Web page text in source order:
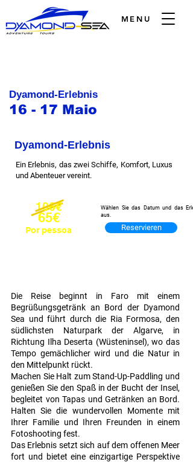
MENU
Dyamond-Erlebnis
16 - 17 Maio
Dyamond-Erlebnis
Ein Erlebnis, das zwei Schiffe, Komfort, Luxus
und Abenteuer vereint.
106€
65€
Por pessoa
Wählen Sie das Datum und das
aus.
Reservieren
Die Reise beginnt in Faro mit einem
Begrüßungsgetränk an Bord der Dyamond
Sea und führt durch die Ria Formosa, den
südlichsten Naturpark der Algarve, in
Richtung Ilha Deserta (Wüsteninsel), wo das
Tempo gemächlicher wird und die Natur in
den Mittelpunkt rückt.
Machen Sie Halt zum Stand-Up-Paddling und
genießen Sie den Spaß in der Bucht der Insel,
begleitet von Tapas und Getränken an Bord.
Halten Sie die wundervollen Momente mit
Ihrer Familie und Ihren Freunden in einem
Fotoshooting fest.
Das Erlebnis setzt sich auf dem offenen Meer
fort und bietet eine einzigartige Perspektive